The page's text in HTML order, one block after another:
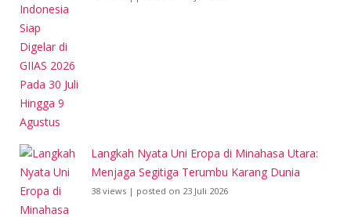
Langkah Nyata Uni Eropa di Minahasa Utara:
Menjaga Segitiga Terumbu Karang Dunia
38 views | posted on 23 Juli 2026